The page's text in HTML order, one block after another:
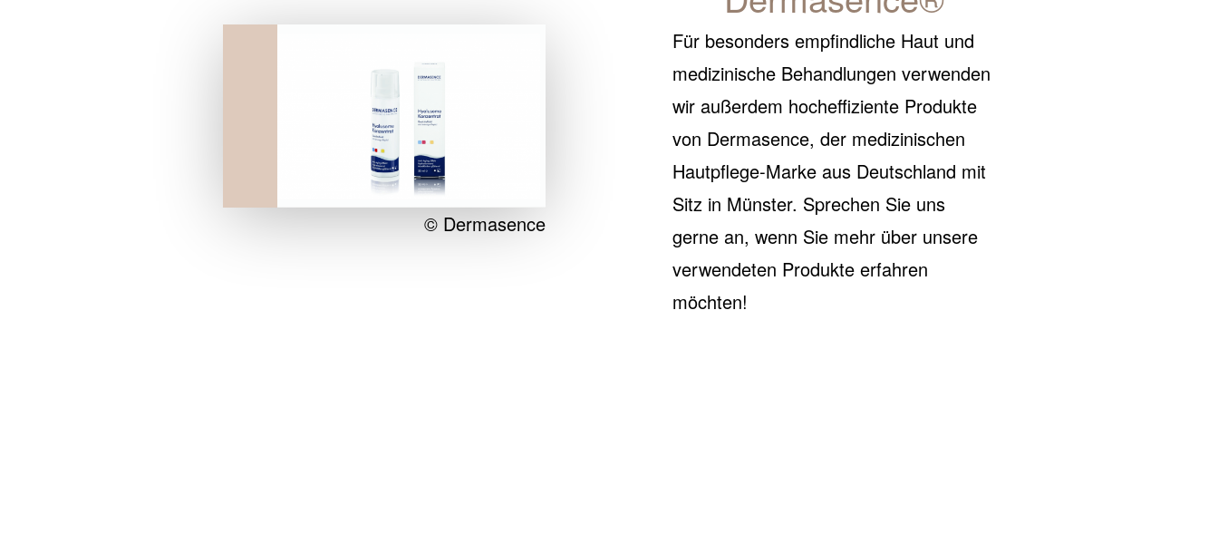
© Dermasence
Für besonders empfindliche Haut und
medizinische Behandlungen verwenden
wir außerdem hocheffiziente Produkte
von Dermasence, der medizinischen
Hautpflege-Marke aus Deutschland mit
Sitz in Münster. Sprechen Sie uns
gerne an, wenn Sie mehr über unsere
verwendeten Produkte erfahren
möchten!